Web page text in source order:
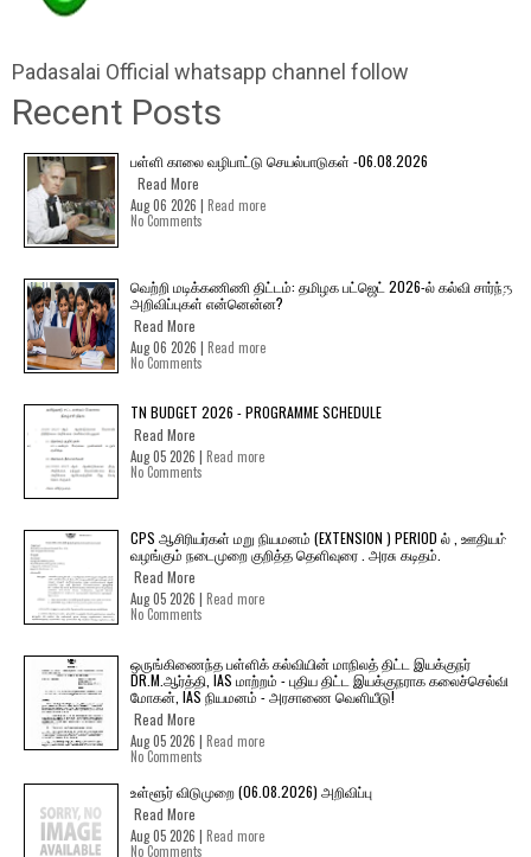
Padasalai Official whatsapp channel follow
Recent Posts
பள்ளி காலை வழிபாட்டு செயல்பாடுகள் -06.08.2026
Read More
Aug 06 2026 | Read more
No Comments
வெற்றி மடிக்கணிணி திட்டம்: தமிழக பட்ஜெட் 2026-ல் கல்வி சார்ந்த
அறிவிப்புகள் என்னென்ன?
Read More
Aug 06 2026 | Read more
No Comments
TN BUDGET 2026 - PROGRAMME SCHEDULE
Read More
Aug 05 2026 | Read more
No Comments
CPS ஆசிரியர்கள் மறு நியமனம் (EXTENSION ) PERIOD ல் , ஊதியம்
வழங்கும் நடைமுறை குறித்த தெளிவுரை . அரசு கடிதம்.
Read More
Aug 05 2026 | Read more
No Comments
ஒருங்கிணைந்த பள்ளிக் கல்வியின் மாநிலத் திட்ட இயக்குநர்
DR.M.ஆர்த்தி, IAS மாற்றம் - புதிய திட்ட இயக்குநராக கலைச்செல்வி
மோகன், IAS நியமனம் - அரசாணை வெளியீடு!
Read More
Aug 05 2026 | Read more
No Comments
உள்ளூர் விடுமுறை (06.08.2026) அறிவிப்பு
Read More
Aug 05 2026 | Read more
No Comments